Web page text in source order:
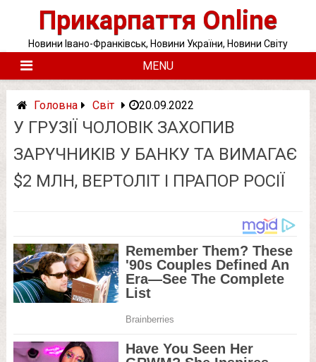
Прикарпаття Online
Новини Івано-Франківськ, Новини України, Новини Світу
MENU
Головна Світ 20.09.2022
У ГРУЗІЇ ЧОЛОВІК ЗАХОПИВ
ЗАРYЧНИКІВ У БАНКУ ТА ВИМАГАЄ
$2 МЛН, ВЕРТОЛІТ І ПРАПОР РОСІЇ